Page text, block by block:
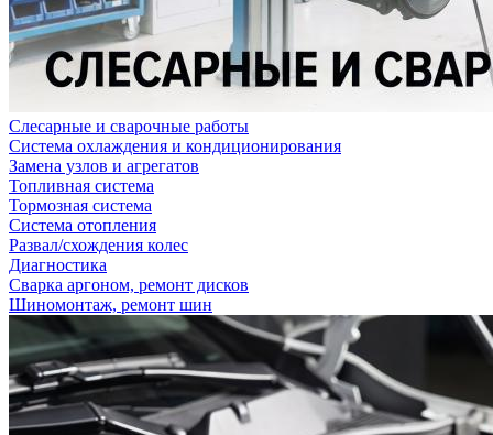
Слесарные и сварочные работы
Система охлаждения и кондиционирования
Замена узлов и агрегатов
Топливная система
Тормозная система
Система отопления
Развал/схождения колес
Диагностика
Сварка аргоном, ремонт дисков
Шиномонтаж, ремонт шин